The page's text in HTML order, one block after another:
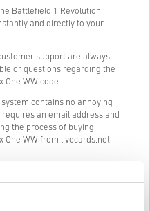
Battlefield 1 Revolution
and directly to your
support are always
or questions regarding the
One WW code.
contains no annoying
an email address and
the process of buying
One WW from livecards.net